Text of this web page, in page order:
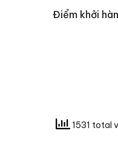
Điểm khởi
1531 total